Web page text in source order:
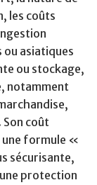
les coûts
asiatiques
ou stockage,
notamment
coût
une formule «
sécurisante,
protection